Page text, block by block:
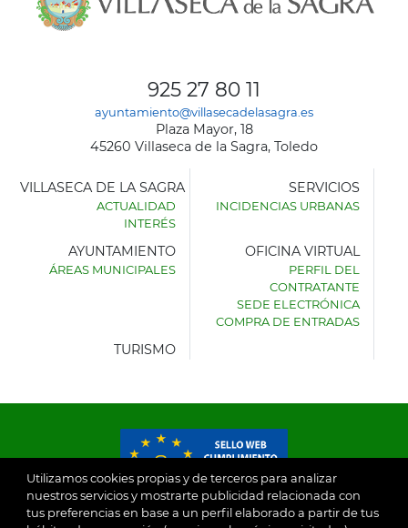
Utilizamos cookies propias y de terceros para analizar
nuestros servicios y mostrarte publicidad relacionada con
tus preferencias en base a un perfil elaborado a partir de tus
925 27 80 11
ayuntamiento@villasecadelasagra.es
Plaza Mayor, 18
45260 Villaseca de la Sagra, Toledo
AYUNTAMIENTO
VILLASECA DE LA SAGRA
ACTUALIDAD
INTERÉS
SERVICIOS
INCIDENCIAS URBANAS
AYUNTAMIENTO
ÁREAS MUNICIPALES
OFICINA VIRTUAL
PERFIL DEL
CONTRATANTE
SEDE ELECTRÓNICA
COMPRA DE ENTRADAS
TURISMO
© 2026